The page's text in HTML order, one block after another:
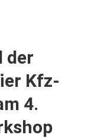
der
Kfz-
4.